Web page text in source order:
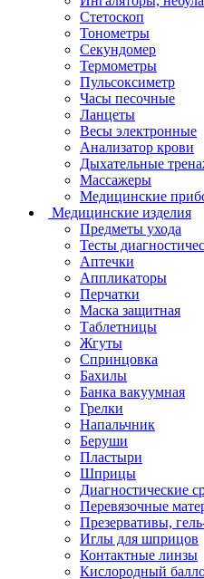
Стетоскоп
Тонометры
Секундомер
Термометры
Пульсоксиметр
Часы песочные
Ланцеты
Весы электронные
Анализатор крови
Дыхательные
Массажеры
Медицинские
Медицинские изделия
Предметы ухода
Тесты
Аптечки
Аппликаторы
Перчатки
Маска защитная
Таблетницы
Жгуты
Спринцовка
Бахилы
Банка вакуумная
Грелки
Напальчник
Беруши
Пластыри
Шприцы
Диагностические
Перевязочные
Презервативы,
Иглы для шприцов
Контактные линзы
Кислородный